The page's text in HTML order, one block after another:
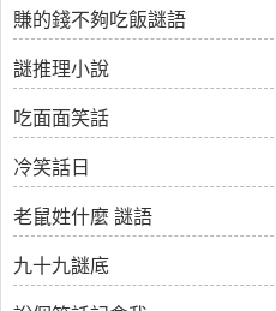
賺的錢不夠吃飯謎語
謎推理小說
吃面面笑話
冷笑話日
老鼠姓什麼 謎語
九十九謎底